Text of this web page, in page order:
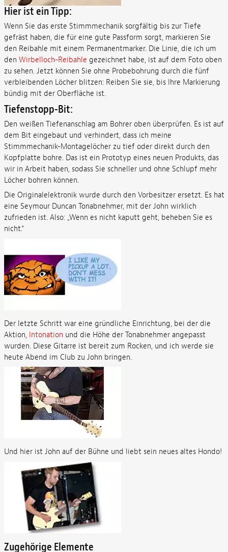
Hier ist ein Tipp:
Wenn Sie das erste Stimmmechanik sorgfältig bis zur Tiefe
gefräst haben, die für eine gute Passform sorgt, markieren Sie
den Reibahle mit einem Permanentmarker. Die Linie, die ich um
den Wirbelloch-Reibahle gezeichnet habe, ist auf dem Foto oben
zu sehen. Jetzt können Sie ohne Probebohrung durch die fünf
verbleibenden Löcher blitzen: Reiben Sie sie, bis Ihre Markierung
bündig mit der Oberfläche ist.
Tiefenstopp-Bit:
Den weißen Tiefenanschlag am Bohrer oben überprüfen. Es ist auf
dem Bit eingebaut und verhindert, dass ich meine
Stimmmechanik-Montagelöcher zu tief oder direkt durch den
Kopfplatte bohre. Das ist ein Prototyp eines neuen Produkts, das
wir in Arbeit haben, sodass Sie schneller und ohne Schlupf mehr
Löcher bohren können.
Die Originalelektronik wurde durch den Vorbesitzer ersetzt. Es hat
eine Seymour Duncan Tonabnehmer, mit der John wirklich
zufrieden ist. Also: „Wenn es nicht kaputt geht, beheben Sie es
nicht.“
Der letzte Schritt war eine gründliche Einrichtung, bei der die
Aktion, Intonation und die Höhe der Tonabnehmer angepasst
wurden. Diese Gitarre ist bereit zum Rocken, und ich werde sie
heute Abend im Club zu John bringen.
Und hier ist John auf der Bühne und liebt sein neues altes Hondo!
Zugehörige Elemente